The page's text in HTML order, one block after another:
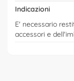
Indicazioni
E' necessario
accessori e